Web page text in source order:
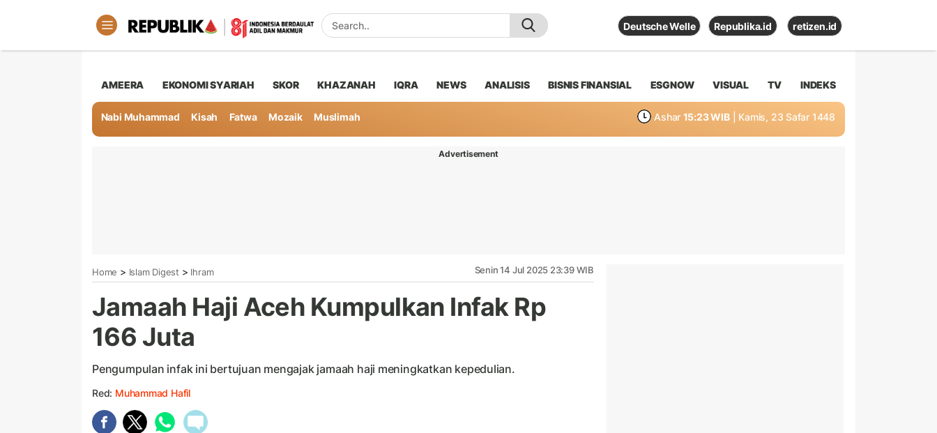
Deutsche Welle Republika.id retizen.id
AMEERA EKONOMI SYARIAH SKOR KHAZANAH IQRA NEWS ANALISIS BISNIS FINANSIAL ESGNOW VISUAL TV INDEKS
Nabi Muhammad Kisah Fatwa Mozaik Muslimah Ashar 15:23 WIB | Kamis, 23 Safar 1448
Advertisement
Home > Islam Digest > Ihram Senin 14 Jul 2025 23:39 WIB
Jamaah Haji Aceh Kumpulkan Infak Rp
166 Juta
Pengumpulan infak ini bertujuan mengajak jamaah haji meningkatkan kepedulian.
Red: Muhammad Hafil